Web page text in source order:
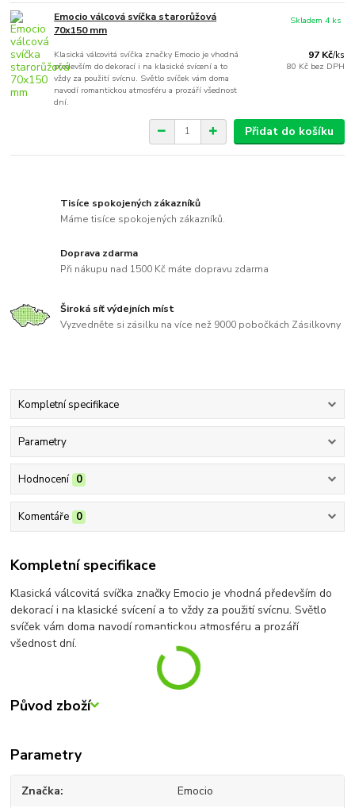
Emocio válcová svíčka starorůžová
70x150 mm
Klasická válcovitá svíčka značky Emocio je vhodná
především do dekorací i na klasické svícení a to
vždy za použití svícnu. Světlo svíček vám doma
navodí romantickou atmosféru a prozáří všednost
dní.
97 Kč/ks
80 Kč bez DPH
Skladem 4 ks
Přidat do košíku
Tisíce spokojených zákazníků
Máme tisíce spokojených zákazníků.
Doprava zdarma
Při nákupu nad 1500 Kč máte dopravu zdarma
Široká síť výdejních míst
Vyzvedněte si zásilku na více než 9000 pobočkách Zásilkovny
Kompletní specifikace
Parametry
Hodnocení 0
Komentáře 0
Kompletní specifikace
Klasická válcovitá svíčka značky Emocio je vhodná především do
dekorací i na klasické svícení a to vždy za použití svícnu. Světlo
svíček vám doma navodí romantickou atmosféru a prozáří
všednost dní.
Původ zboží
Parametry
Značka Emocio